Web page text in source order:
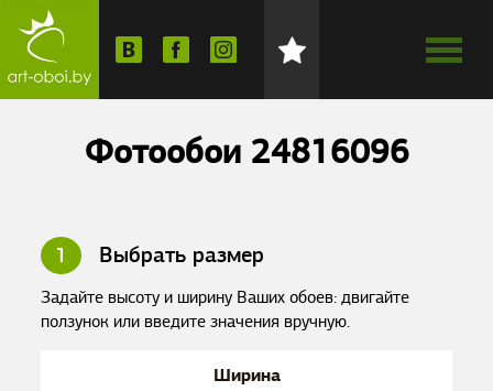
Фотообои 24816096
1 Выбрать размер
Задайте высоту и ширину Ваших обоев: двигайте
ползунок или введите значения вручную.
Ширина